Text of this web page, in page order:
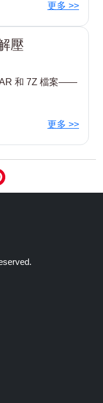
更多 >>
壓
和 7Z 檔案——
更多 >>